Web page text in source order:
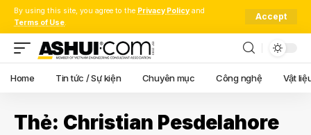
By using this site, you agree to the Privacy Policy and
Terms of Use.
Accept
Home Tin tức / Sự kiện Chuyên mục Công nghệ Vật
Thẻ: Christian Pesdelahore